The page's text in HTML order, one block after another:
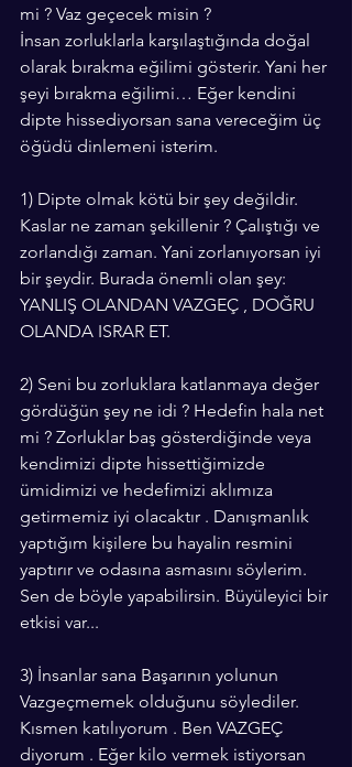
mi ? Vaz geçecek misin ?
İnsan zorluklarla karşılaştığında doğal
olarak bırakma eğilimi gösterir. Yani her
şeyi bırakma eğilimi… Eğer kendini
dipte hissediyorsan sana vereceğim üç
öğüdü dinlemeni isterim.
1) Dipte olmak kötü bir şey değildir.
Kaslar ne zaman şekillenir ? Çalıştığı ve
zorlandığı zaman. Yani zorlanıyorsan iyi
bir şeydir. Burada önemli olan şey:
YANLIŞ OLANDAN VAZGEÇ , DOĞRU
OLANDA ISRAR ET.
2) Seni bu zorluklara katlanmaya değer
gördüğün şey ne idi ? Hedefin hala net
mi ? Zorluklar baş gösterdiğinde veya
kendimizi dipte hissettiğimizde
ümidimizi ve hedefimizi aklımıza
getirmemiz iyi olacaktır . Danışmanlık
yaptığım kişilere bu hayalin resmini
yaptırır ve odasına asmasını söylerim.
Sen de böyle yapabilirsin. Büyüleyici bir
etkisi var...
3) İnsanlar sana Başarının yolunun
Vazgeçmemek olduğunu söylediler.
Kısmen katılıyorum . Ben VAZGEÇ
diyorum . Eğer kilo vermek istiyorsan